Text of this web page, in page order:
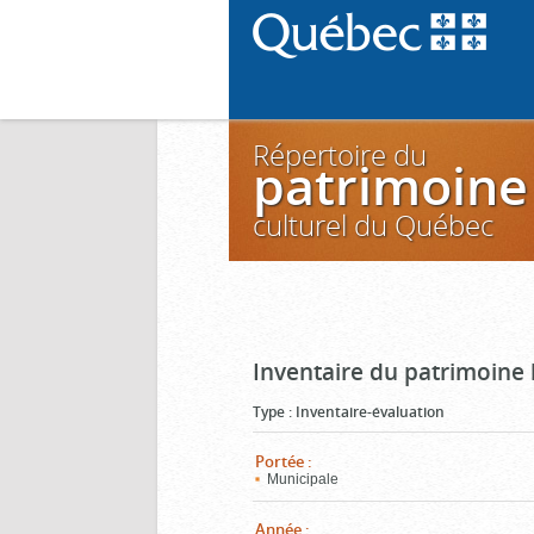
Répertoire du
patrimoine
culturel du Québec
Inventaire du patrimoine
Type : Inventaire-évaluation
Portée :
Municipale